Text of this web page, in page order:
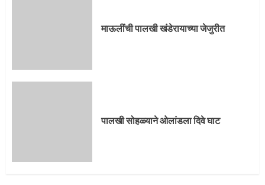
माऊलींची पालखी खंडेरायाच्या जेजुरीत
पालखी सोहळ्याने ओलांडला दिवे घाट